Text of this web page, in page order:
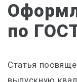
по
Статья